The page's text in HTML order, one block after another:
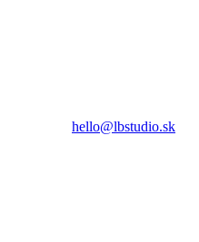
hello@lbstudio.sk